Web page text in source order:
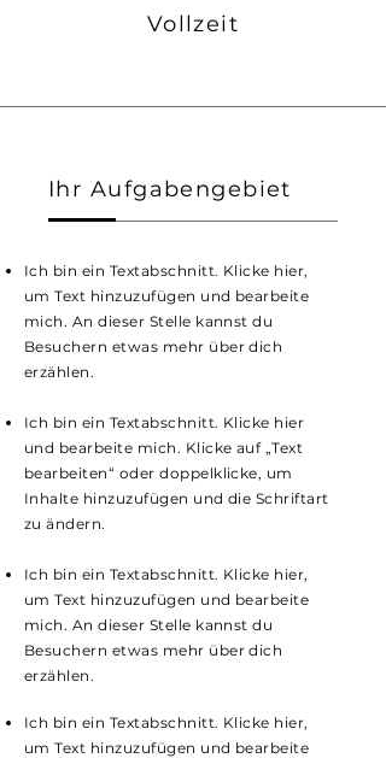
Vollzeit
Ihr Aufgabengebiet
Ich bin ein Textabschnitt. Klicke hier,
um Text hinzuzufügen und bearbeite
mich. An dieser Stelle kannst du
Besuchern etwas mehr über dich
erzählen.
Ich bin ein Textabschnitt. Klicke hier
und bearbeite mich. Klicke auf „Text
bearbeiten“ oder doppelklicke, um
Inhalte hinzuzufügen und die Schriftart
zu ändern.
Ich bin ein Textabschnitt. Klicke hier,
um Text hinzuzufügen und bearbeite
mich. An dieser Stelle kannst du
Besuchern etwas mehr über dich
erzählen.
Ich bin ein Textabschnitt. Klicke hier,
um Text hinzuzufügen und bearbeite